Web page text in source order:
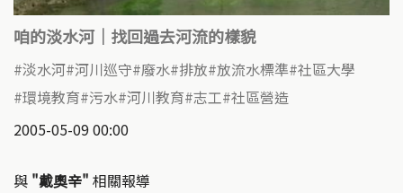
咱的淡水河｜找回過去河流的樣貌
淡水河 河川巡守 廢水 排放 放流水標準 社區大學
環境教育 污水 河川教育 志工 社區營造
2005-05-09 00:00
與 "戴奧辛" 相關報導